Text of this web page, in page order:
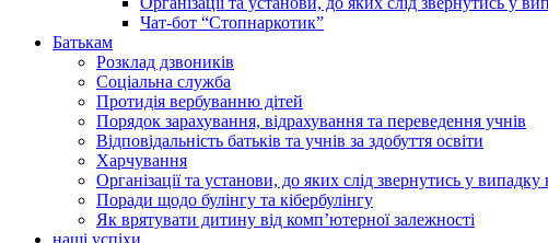
Чат-бот “Стопнаркотик”
Батькам
Розклад дзвоників
Соціальна служба
Протидія вербуванню дітей
Порядок зарахування, відрахування та переведення учнів
Відповідальність батьків та учнів за здобуття освіти
Харчування
Організації та установи, до яких слід звернутись у випадку
Поради щодо булінгу та кібербулінгу
Як врятувати дитину від комп’ютерної залежності
наші успіхи